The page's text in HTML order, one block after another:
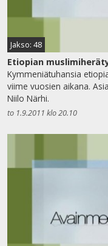
Jakso: 48
Etiopian
Kymmeniätuhansia
viime vuosien aikana.
Niilo Närhi.
to 1.9.2011 klo 20.10